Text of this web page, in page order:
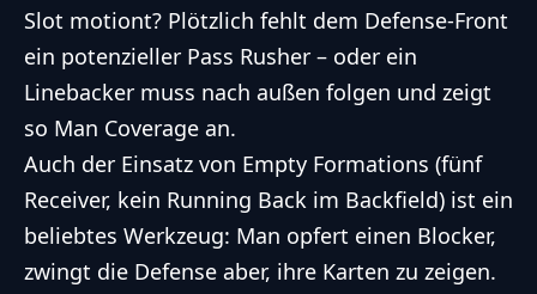
Slot motiont? Plötzlich fehlt dem Defense-Front
ein potenzieller Pass Rusher – oder ein
Linebacker muss nach außen folgen und zeigt
so Man Coverage an.
Auch der Einsatz von Empty Formations (fünf
Receiver, kein Running Back im Backfield) ist ein
beliebtes Werkzeug: Man opfert einen Blocker,
zwingt die Defense aber, ihre Karten zu zeigen.